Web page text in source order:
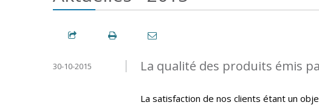
La qualité des produits émis
30-10-2015
La satisfaction de nos clients étant un